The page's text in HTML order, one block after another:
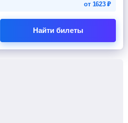
от 1623₽
Найти билеты